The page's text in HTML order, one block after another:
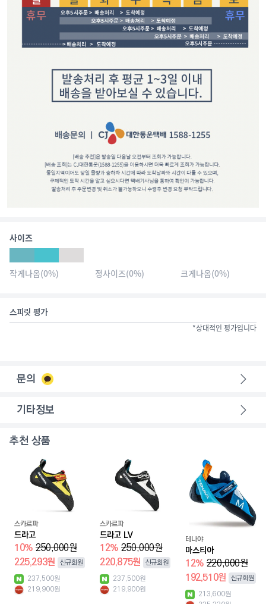
사이즈
작게나옴(0%) 정사이즈(0%) 크게나옴(0%)
스피릿 평가
*상대적인 평가입니다
문의
기타정보
추천 상품
스카르파
드라고
10% 250,000원
225,293원 신규회원
237,500원
219,900원
스카르파
드라고 LV
12% 250,000원
220,875원 신규회원
237,500원
219,900원
테나야
마스티아
12% 220,000원
192,510원 신규회원
213,600원